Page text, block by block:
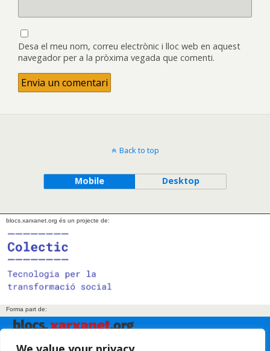
Desa el meu nom, correu electrònic i lloc web en aquest
navegador per a la pròxima vegada que comenti.
Back to top
Mobile Desktop
blocs.xarxanet.org és un projecte de:
Forma part de: